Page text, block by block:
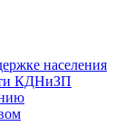
населения
КДНиЗП